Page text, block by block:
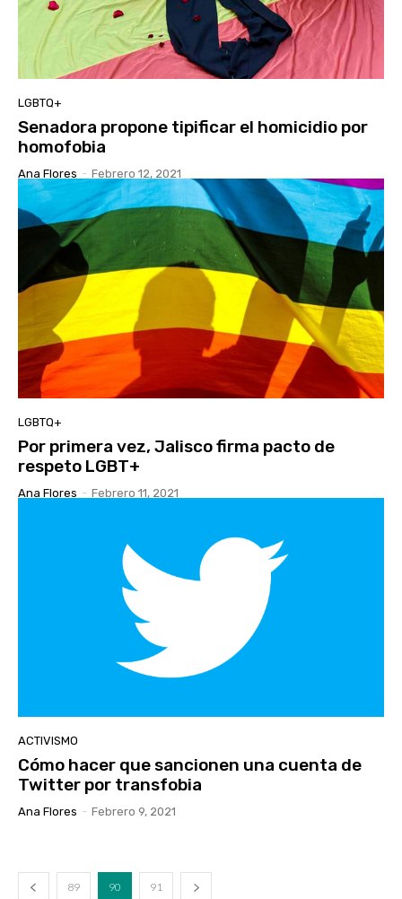
LGBTQ+
Senadora propone tipificar el homicidio por
homofobia
Ana Flores - Febrero 12, 2021
LGBTQ+
Por primera vez, Jalisco firma pacto de
respeto LGBT+
Ana Flores - Febrero 11, 2021
ACTIVISMO
Cómo hacer que sancionen una cuenta de
Twitter por transfobia
Ana Flores - Febrero 9, 2021
89 90 91